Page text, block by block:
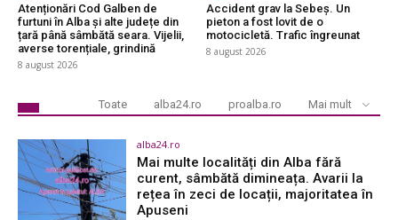
Atenționări Cod Galben de
furtuni în Alba și alte județe din
țară până sâmbătă seara. Vijelii,
averse torențiale, grindină
8 august 2026
Accident grav la Sebeș. Un
pieton a fost lovit de o
motocicletă. Trafic îngreunat
8 august 2026
Toate alba24.ro proalba.ro Mai mult
alba24.ro
Mai multe localități din Alba fără
curent, sâmbătă dimineața. Avarii la
rețea în zeci de locații, majoritatea în
Apuseni